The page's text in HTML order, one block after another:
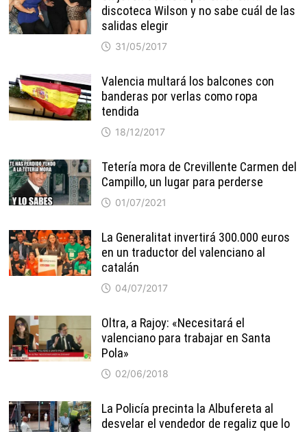
discoteca Wilson y no sabe cuál de las
salidas elegir
31/05/2017
Valencia multará los balcones con
banderas por verlas como ropa
tendida
18/12/2017
Tetería mora de Crevillente Carmen del
Campillo, un lugar para perderse
01/07/2021
La Generalitat invertirá 300.000 euros
en un traductor del valenciano al
catalán
04/07/2017
Oltra, a Rajoy: «Necesitará el
valenciano para trabajar en Santa
Pola»
02/06/2018
La Policía precinta la Albufereta al
desvelar el vendedor de regaliz que lo